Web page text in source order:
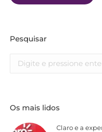
Pesquisar
Os mais lidos
Claro e a